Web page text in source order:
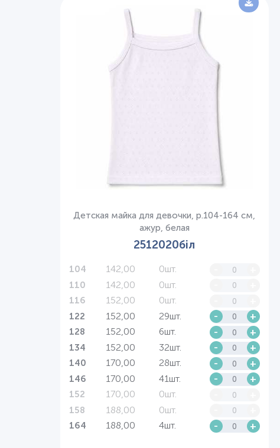
Детская майка для девочки, р.104-164 см,
ажур, белая
2512020біл
104 142,00 0шт.
110 142,00 0шт.
116 152,00 0шт.
122 152,00 29шт. - +
128 152,00 6шт. - +
134 152,00 32шт. - +
140 170,00 28шт. - +
146 170,00 41шт. - +
152 170,00 0шт.
158 188,00 0шт.
164 188,00 4шт. - +